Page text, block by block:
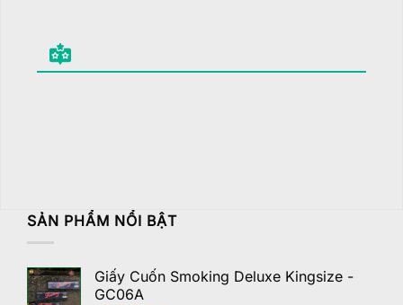
SẢN PHẨM NỔI BẬT
Giấy Cuốn Smoking Deluxe Kingsize -
GC06A